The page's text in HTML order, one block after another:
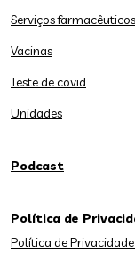
Serviços farmacêuticos
Vacinas
Teste de covid
Unidades
Podcast
Política de
Política de